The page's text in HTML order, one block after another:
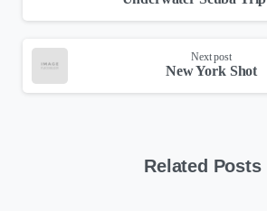
Next post
New York Shot
Related Posts